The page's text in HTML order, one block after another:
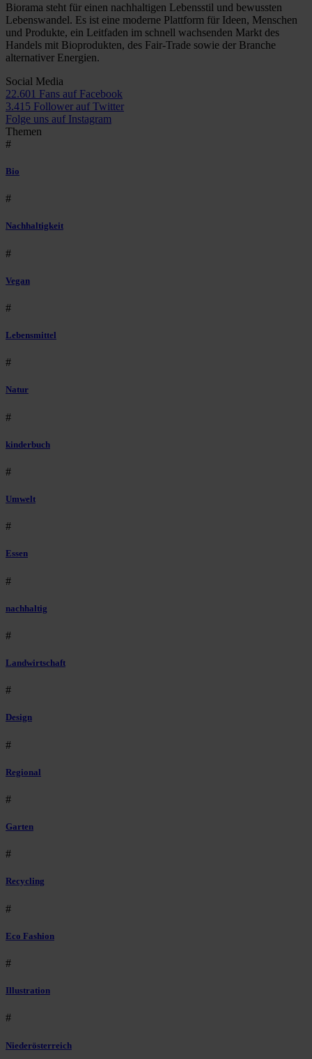
Biorama steht für einen nachhaltigen Lebensstil und bewussten
Lebenswandel. Es ist eine moderne Plattform für Ideen, Menschen
und Produkte, ein Leitfaden im schnell wachsenden Markt des
Handels mit Bioprodukten, des Fair-Trade sowie der Branche
alternativer Energien.
Social Media
22.601 Fans auf Facebook
3.415 Follower auf Twitter
Folge uns auf Instagram
Themen
#
Bio
#
Nachhaltigkeit
#
Vegan
#
Lebensmittel
#
Natur
#
kinderbuch
#
Umwelt
#
Essen
#
nachhaltig
#
Landwirtschaft
#
Design
#
Regional
#
Garten
#
Recycling
#
Eco Fashion
#
Illustration
#
Niederösterreich